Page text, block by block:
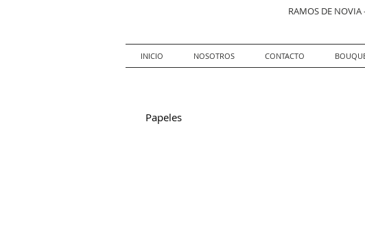
RAMOS DE NOVIA
INICIO NOSOTROS CONTACTO
Papeles